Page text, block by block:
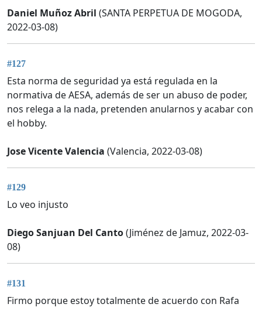
Daniel Muñoz Abril (SANTA PERPETUA DE MOGODA,
2022-03-08)
#127
Esta norma de seguridad ya está regulada en la
normativa de AESA, además de ser un abuso de poder,
nos relega a la nada, pretenden anularnos y acabar con
el hobby.
Jose Vicente Valencia (Valencia, 2022-03-08)
#129
Lo veo injusto
Diego Sanjuan Del Canto(Jiménez de Jamuz, 2022-03-
08)
#131
Firmo porque estoy totalmente de acuerdo con Rafa